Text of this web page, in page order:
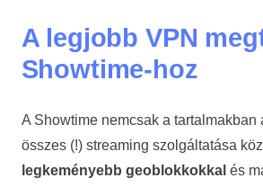
A legjobb VPN
Showtime-hoz
A Showtime nemcsak a tartalmakban
összes (!) streaming szolgáltatása
legkeményebb geoblokkokkal és